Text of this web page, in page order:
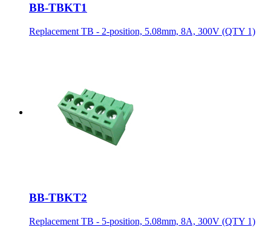
BB-TBKT1
Replacement TB - 2-position, 5.08mm, 8A, 300V (QTY 1)
BB-TBKT2
Replacement TB - 5-position, 5.08mm, 8A, 300V (QTY 1)